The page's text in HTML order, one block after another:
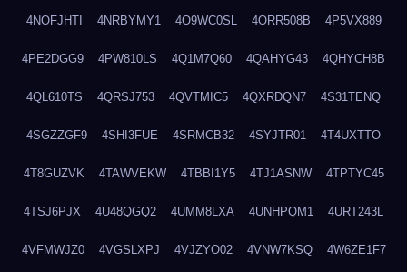
4NOFJHTI 4NRBYMY1 4O9WC0SL 4ORR508B 4P5VX889
4PE2DGG9 4PW810LS 4Q1M7Q60 4QAHYG43 4QHYCH8B
4QL610TS 4QRSJ753 4QVTMIC5 4QXRDQN7 4S31TENQ
4SGZZGF9 4SHI3FUE 4SRMCB32 4SYJTR01 4T4UXTTO
4T8GUZVK 4TAWVEKW 4TBBI1Y5 4TJ1ASNW 4TPTYC45
4TSJ6PJX 4U48QGQ2 4UMM8LXA 4UNHPQM1 4URT243L
4VFMWJZ0 4VGSLXPJ 4VJZYO02 4VNW7KSQ 4W6ZE1F7